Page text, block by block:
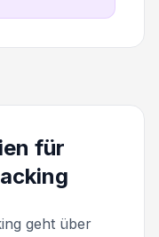
für
geht über